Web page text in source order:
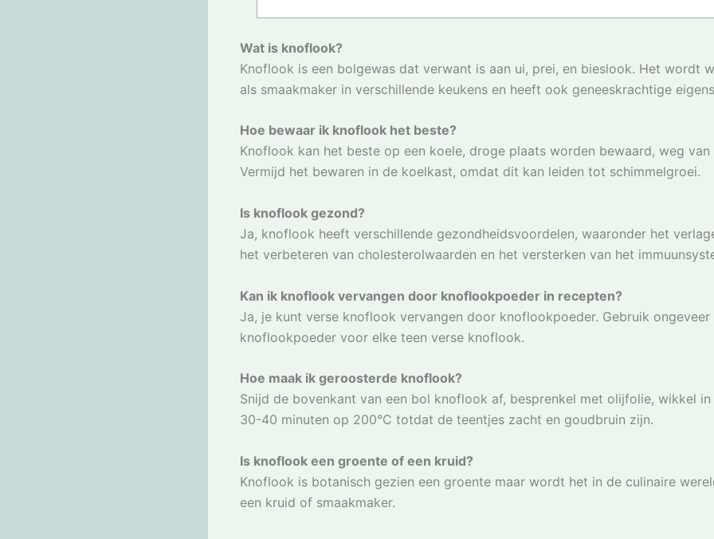
Wat is knoflook?
Knoflook is een bolgewas dat verwant is aan ui, prei, en bieslook. Het wordt
als smaakmaker in verschillende keukens en heeft ook geneeskrachtige
Hoe bewaar ik knoflook het beste?
Knoflook kan het beste op een koele, droge plaats worden bewaard, weg
Vermijd het bewaren in de koelkast, omdat dit kan leiden tot schimmelgroei.
Is knoflook gezond?
Ja, knoflook heeft verschillende gezondheidsvoordelen, waaronder het
het verbeteren van cholesterolwaarden en het versterken van het
Kan ik knoflook vervangen door knoflookpoeder in recepten?
Ja, je kunt verse knoflook vervangen door knoflookpoeder. Gebruik ongeveer
knoflookpoeder voor elke teen verse knoflook.
Hoe maak ik geroosterde knoflook?
Snijd de bovenkant van een bol knoflook af, besprenkel met olijfolie, wikkel
30-40 minuten op 200°C totdat de teentjes zacht en goudbruin zijn.
Is knoflook een groente of een kruid?
Knoflook is botanisch gezien een groente maar wordt het in de culinaire
een kruid of smaakmaker.